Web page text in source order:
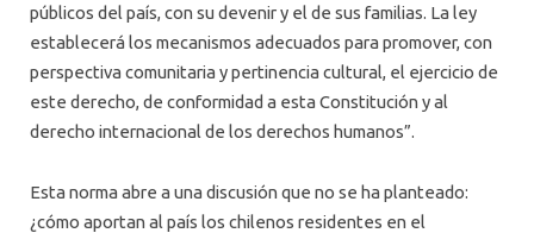
públicos del país, con su devenir y el de sus familias. La ley
establecerá los mecanismos adecuados para promover, con
perspectiva comunitaria y pertinencia cultural, el ejercicio de
este derecho, de conformidad a esta Constitución y al
derecho internacional de los derechos humanos”.
Esta norma abre a una discusión que no se ha planteado:
¿cómo aportan al país los chilenos residentes en el